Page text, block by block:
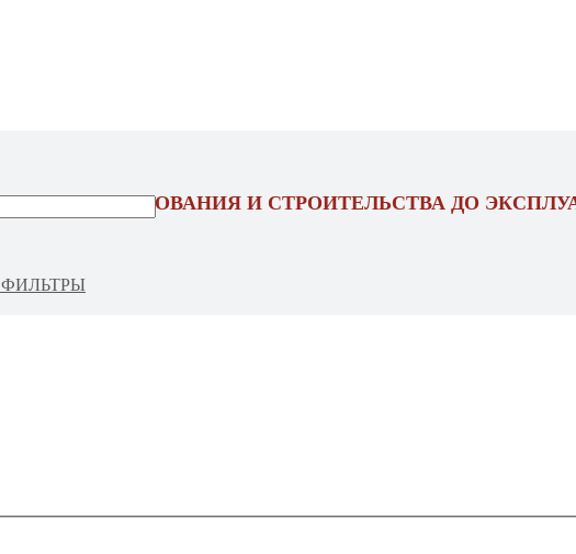
ОТ ПРОЕКТИРОВАНИЯ И СТРОИТЕЛЬСТВА ДО